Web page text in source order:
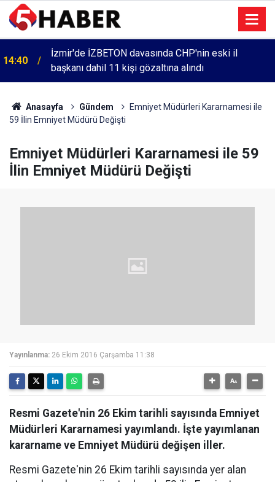
14:40
İzmir'de İZBETON davasında CHP'nin eski il
başkanı dahil 11 kişi gözaltına alındı
Anasayfa Gündem
Emniyet Müdürleri Kararnamesi ile
59 İlin Emniyet Müdürü Değişti
Emniyet Müdürleri Kararnamesi ile 59
İlin Emniyet Müdürü Değişti
Yayınlanma: 26 Ekim 2016 Çarşamba 11:38
Resmi Gazete'nin 26 Ekim tarihli sayısında Emniyet
Müdürleri Kararnamesi yayımlandı. İşte yayımlanan
kararname ve Emniyet Müdürü değişen iller.
Resmi Gazete'nin 26 Ekim tarihli sayısında yer alan